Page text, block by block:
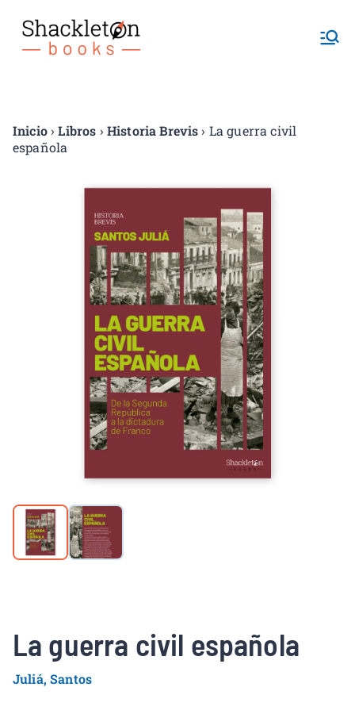
Shackletonb
Inicio›Libros › Historia Brevis › La guerra civil
española
La guerra civil española
Juliá, Santos